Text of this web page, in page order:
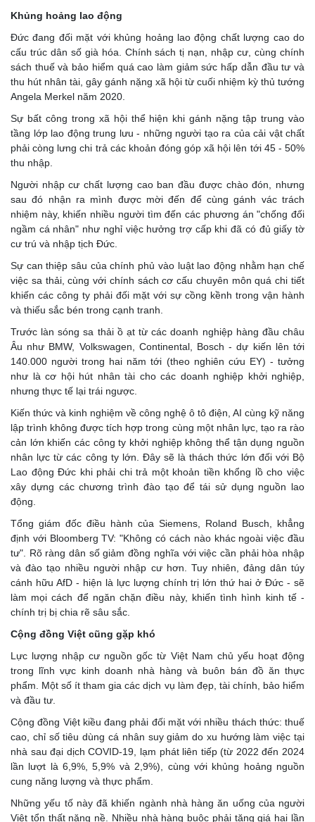
Khủng hoảng lao động
Đức đang đối mặt với khủng hoảng lao động chất lượng cao do
cấu trúc dân số già hóa. Chính sách tị nạn, nhập cư, cùng chính
sách thuế và bảo hiểm quá cao làm giảm sức hấp dẫn đầu tư và
thu hút nhân tài, gây gánh nặng xã hội từ cuối nhiệm kỳ thủ tướng
Angela Merkel năm 2020.
Sự bất công trong xã hội thể hiện khi gánh nặng tập trung vào
tầng lớp lao động trung lưu - những người tạo ra của cải vật chất
phải còng lưng chi trả các khoản đóng góp xã hội lên tới 45 - 50%
thu nhập.
Người nhập cư chất lượng cao ban đầu được chào đón, nhưng
sau đó nhận ra mình được mời đến để cùng gánh vác trách
nhiệm này, khiến nhiều người tìm đến các phương án "chống đối
ngầm cá nhân" như nghỉ việc hưởng trợ cấp khi đã có đủ giấy tờ
cư trú và nhập tịch Đức.
Sự can thiệp sâu của chính phủ vào luật lao động nhằm hạn chế
việc sa thải, cùng với chính sách cơ cấu chuyên môn quá chi tiết
khiến các công ty phải đối mặt với sự cồng kềnh trong vận hành
và thiếu sắc bén trong cạnh tranh.
Trước làn sóng sa thải ồ ạt từ các doanh nghiệp hàng đầu châu
Âu như BMW, Volkswagen, Continental, Bosch - dự kiến lên tới
140.000 người trong hai năm tới (theo nghiên cứu EY) - tưởng
như là cơ hội hút nhân tài cho các doanh nghiệp khởi nghiệp,
nhưng thực tế lại trái ngược.
Kiến thức và kinh nghiệm về công nghệ ô tô điện, AI cùng kỹ năng
lập trình không được tích hợp trong cùng một nhân lực, tạo ra rào
cản lớn khiến các công ty khởi nghiệp không thể tận dụng nguồn
nhân lực từ các công ty lớn. Đây sẽ là thách thức lớn đối với Bộ
Lao động Đức khi phải chi trả một khoản tiền khổng lồ cho việc
xây dựng các chương trình đào tạo để tái sử dụng nguồn lao
động.
Tổng giám đốc điều hành của Siemens, Roland Busch, khẳng
định với Bloomberg TV: "Không có cách nào khác ngoài việc đầu
tư". Rõ ràng dân số giảm đồng nghĩa với việc cần phải hòa nhập
và đào tạo nhiều người nhập cư hơn. Tuy nhiên, đảng dân túy
cánh hữu AfD - hiện là lực lượng chính trị lớn thứ hai ở Đức - sẽ
làm mọi cách để ngăn chặn điều này, khiến tình hình kinh tế -
chính trị bị chia rẽ sâu sắc.
Cộng đồng Việt cũng gặp khó
Lực lượng nhập cư nguồn gốc từ Việt Nam chủ yếu hoạt động
trong lĩnh vực kinh doanh nhà hàng và buôn bán đồ ăn thực
phẩm. Một số ít tham gia các dịch vụ làm đẹp, tài chính, bảo hiểm
và đầu tư.
Cộng đồng Việt kiều đang phải đối mặt với nhiều thách thức: thuế
cao, chỉ số tiêu dùng cá nhân suy giảm do xu hướng làm việc tại
nhà sau đại dịch COVID-19, lạm phát liên tiếp (từ 2022 đến 2024
lần lượt là 6,9%, 5,9% và 2,9%), cùng với khủng hoảng nguồn
cung năng lượng và thực phẩm.
Những yếu tố này đã khiến ngành nhà hàng ăn uống của người
Việt tổn thất nặng nề. Nhiều nhà hàng buộc phải tăng giá hai lần